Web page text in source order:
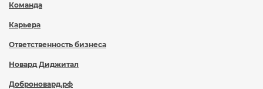
Команда
Карьера
Ответственность бизнеса
Новард Диджитал
Доброновард.рф